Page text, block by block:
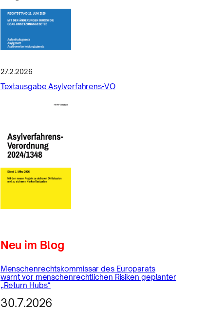
27.2.2026
Textausgabe Asylverfahrens-VO
Neu im Blog
Menschenrechtskommissar des Europarats
warnt vor menschenrechtlichen Risiken geplanter
„Return Hubs“
30.7.2026